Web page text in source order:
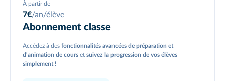
À partir de
7€/an/élève
Abonnement classe
Accédez à des fonctionnalités avancées de préparation et
d'animation de cours et suivez la progression de vos élèves
simplement !